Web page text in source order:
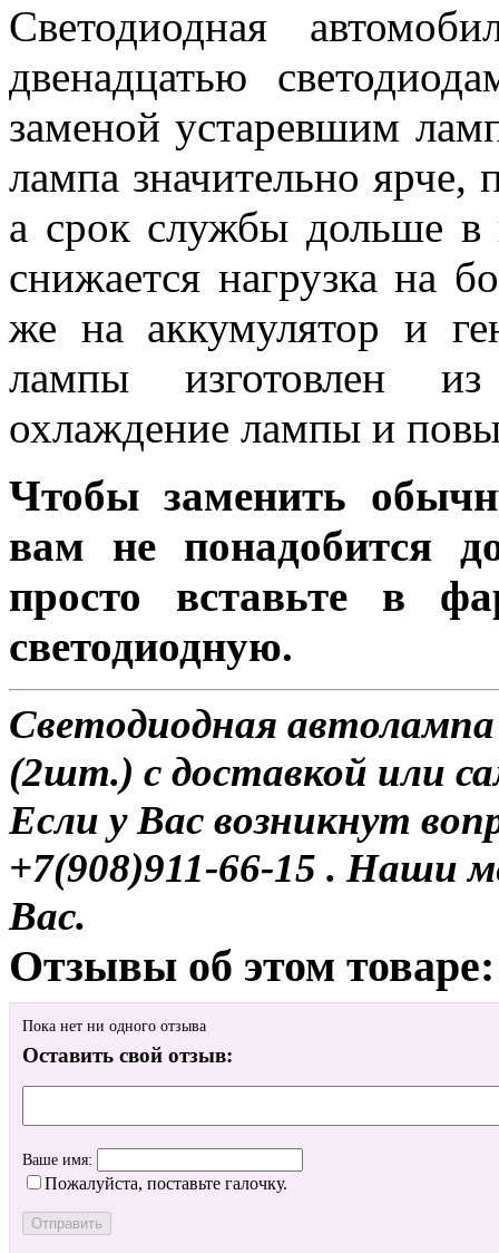
Светодиодная
двенадцатью
заменой устаревшим
лампа значительно
а срок службы дольше в
снижается нагрузка на
же на аккумулятор и
лампы изготовлен
охлаждение лампы и
Чтобы заменить
вам не понадобится
просто вставьте в
светодиодную.
Светодиодная
(2шт.) с доставкой или
Если у Вас возникнут
+7(908)911-66-15 . Наши
Вас.
Отзывы об этом товаре:
Пока нет ни одного отзыва
Оставить свой отзыв:
Ваше имя:
Пожалуйста, поставьте галочку.